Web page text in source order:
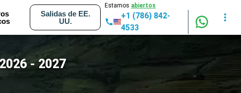
Salidas de EE.
UU.
Estamos abiertos
+1 (786) 842-
4533
- 2027